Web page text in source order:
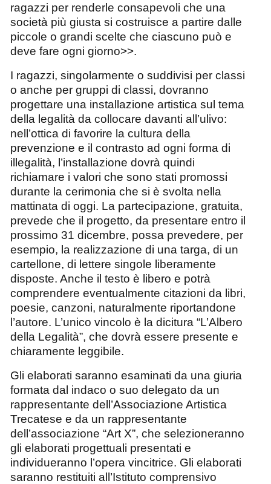
ragazzi per renderle consapevoli che una
società più giusta si costruisce a partire dalle
piccole o grandi scelte che ciascuno può e
deve fare ogni giorno>>.
I ragazzi, singolarmente o suddivisi per classi
o anche per gruppi di classi, dovranno
progettare una installazione artistica sul tema
della legalità da collocare davanti all’ulivo:
nell’ottica di favorire la cultura della
prevenzione e il contrasto ad ogni forma di
illegalità, l’installazione dovrà quindi
richiamare i valori che sono stati promossi
durante la cerimonia che si è svolta nella
mattinata di oggi. La partecipazione, gratuita,
prevede che il progetto, da presentare entro il
prossimo 31 dicembre, possa prevedere, per
esempio, la realizzazione di una targa, di un
cartellone, di lettere singole liberamente
disposte. Anche il testo è libero e potrà
comprendere eventualmente citazioni da libri,
poesie, canzoni, naturalmente riportandone
l’autore. L’unico vincolo è la dicitura“L’Albero
della Legalità”, che dovrà essere presente e
chiaramente leggibile.
Gli elaborati saranno esaminati da una giuria
formata dal indaco o suo delegato da un
rappresentante dell’Associazione Artistica
Trecatese e da un rappresentante
dell’associazione “Art X”, che selezioneranno
gli elaborati progettuali presentati e
individueranno l’opera vincitrice. Gli elaborati
saranno restituiti all’Istituto comprensivo